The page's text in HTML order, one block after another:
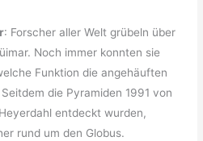
: Forscher aller Welt grübeln über
Noch immer konnten sie
Funktion die angehäuften
die Pyramiden 1991 von
entdeckt wurden,
rund um den Globus.